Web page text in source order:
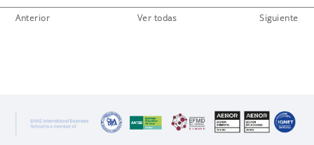
Anterior Ver todas Siguiente